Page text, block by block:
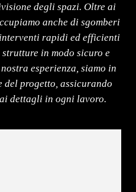
degli spazi. Oltre ai
anche di sgomberi
rapidi ed efficienti
in modo sicuro e
esperienza, siamo in
del progetto, assicurando
dettagli in ogni lavoro.